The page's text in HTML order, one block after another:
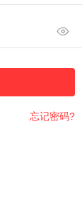
忘记密码?